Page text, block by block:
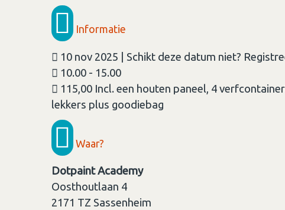
Informatie
10 nov 2025 | Schikt deze datum niet?
10.00 - 15.00
115,00 Incl. een houten paneel, 4
lekkers plus goodiebag
Waar?
Dotpaint Academy
Oosthoutlaan 4
2171 TZ Sassenheim